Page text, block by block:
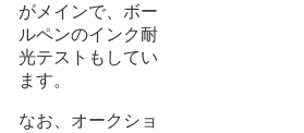
がメインで、ボー
ルペンのインク耐
光テストもしてい
ます。
なお、オークショ